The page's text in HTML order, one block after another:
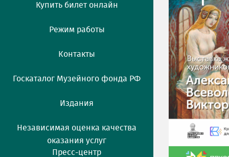
Купить билет онлайн
Режим работы
Контакты
Госкаталог Музейного фонда РФ
Издания
Независимая оценка качества
оказания услуг
Пресс-центр